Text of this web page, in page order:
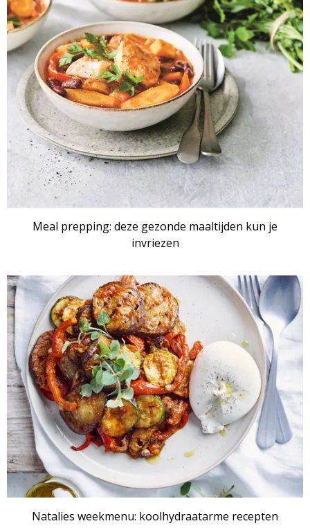
Meal prepping: deze gezonde maaltijden kun je
invriezen
Natalies weekmenu: koolhydraatarme recepten